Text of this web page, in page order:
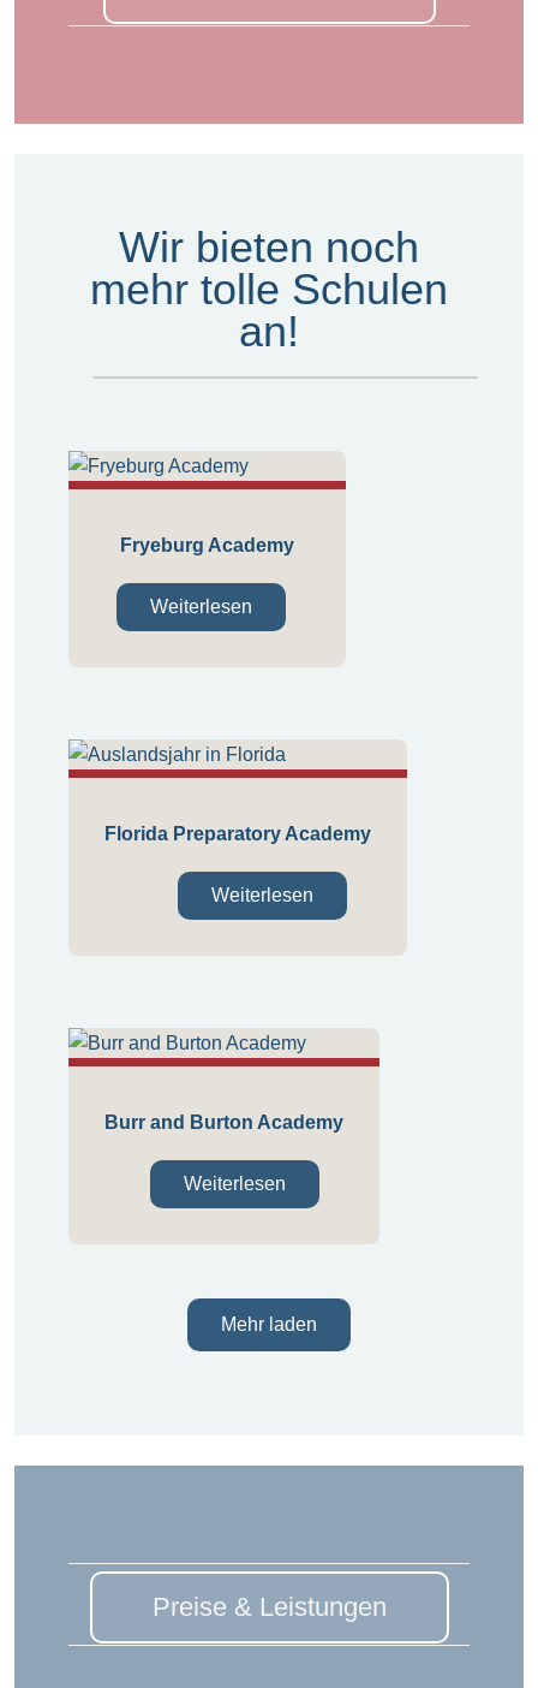
Wir bieten noch
mehr tolle Schulen
an!
Fryeburg Academy
Weiterlesen
Florida Preparatory Academy
Weiterlesen
Burr and Burton Academy
Weiterlesen
Mehr laden
Preise & Leistungen